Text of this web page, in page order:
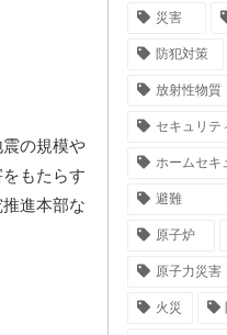
の規模や
もたらす
進本部な
災害
防犯対策
放射性物質
セキュリテ
ホームセキ
避難
原子炉
原子力災害
火災